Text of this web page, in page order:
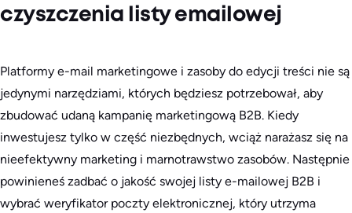
czyszczenia listy emailowej
Platformy e-mail marketingowe i zasoby do edycji treści nie są
jedynymi narzędziami, których będziesz potrzebował, aby
zbudować udaną kampanię marketingową B2B. Kiedy
inwestujesz tylko w część niezbędnych, wciąż narażasz się na
nieefektywny marketing i marnotrawstwo zasobów. Następnie
powinieneś zadbać o jakość swojej listy e-mailowej B2B i
wybrać weryfikator poczty elektronicznej, który utrzyma